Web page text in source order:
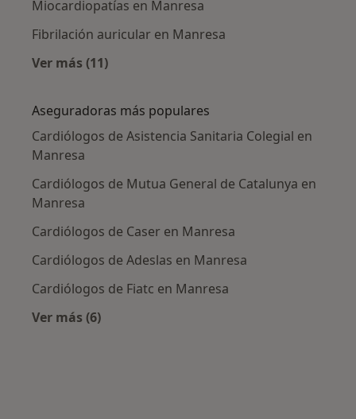
Miocardiopatías en Manresa
Fibrilación auricular en Manresa
Ver más (11)
Aseguradoras más populares
Cardiólogos de Asistencia Sanitaria Colegial en
Manresa
Cardiólogos de Mutua General de Catalunya en
Manresa
Cardiólogos de Caser en Manresa
Cardiólogos de Adeslas en Manresa
Cardiólogos de Fiatc en Manresa
Ver más (6)